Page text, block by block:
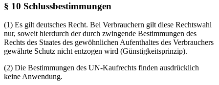
§ 10 Schlussbestimmungen
(1) Es gilt deutsches Recht. Bei Verbrauchern gilt diese Rechtswahl
nur, soweit hierdurch der durch zwingende Bestimmungen des
Rechts des Staates des gewöhnlichen Aufenthaltes des Verbrauchers
gewährte Schutz nicht entzogen wird (Günstigkeitsprinzip).
(2) Die Bestimmungen des UN-Kaufrechts finden ausdrücklich
keine Anwendung.